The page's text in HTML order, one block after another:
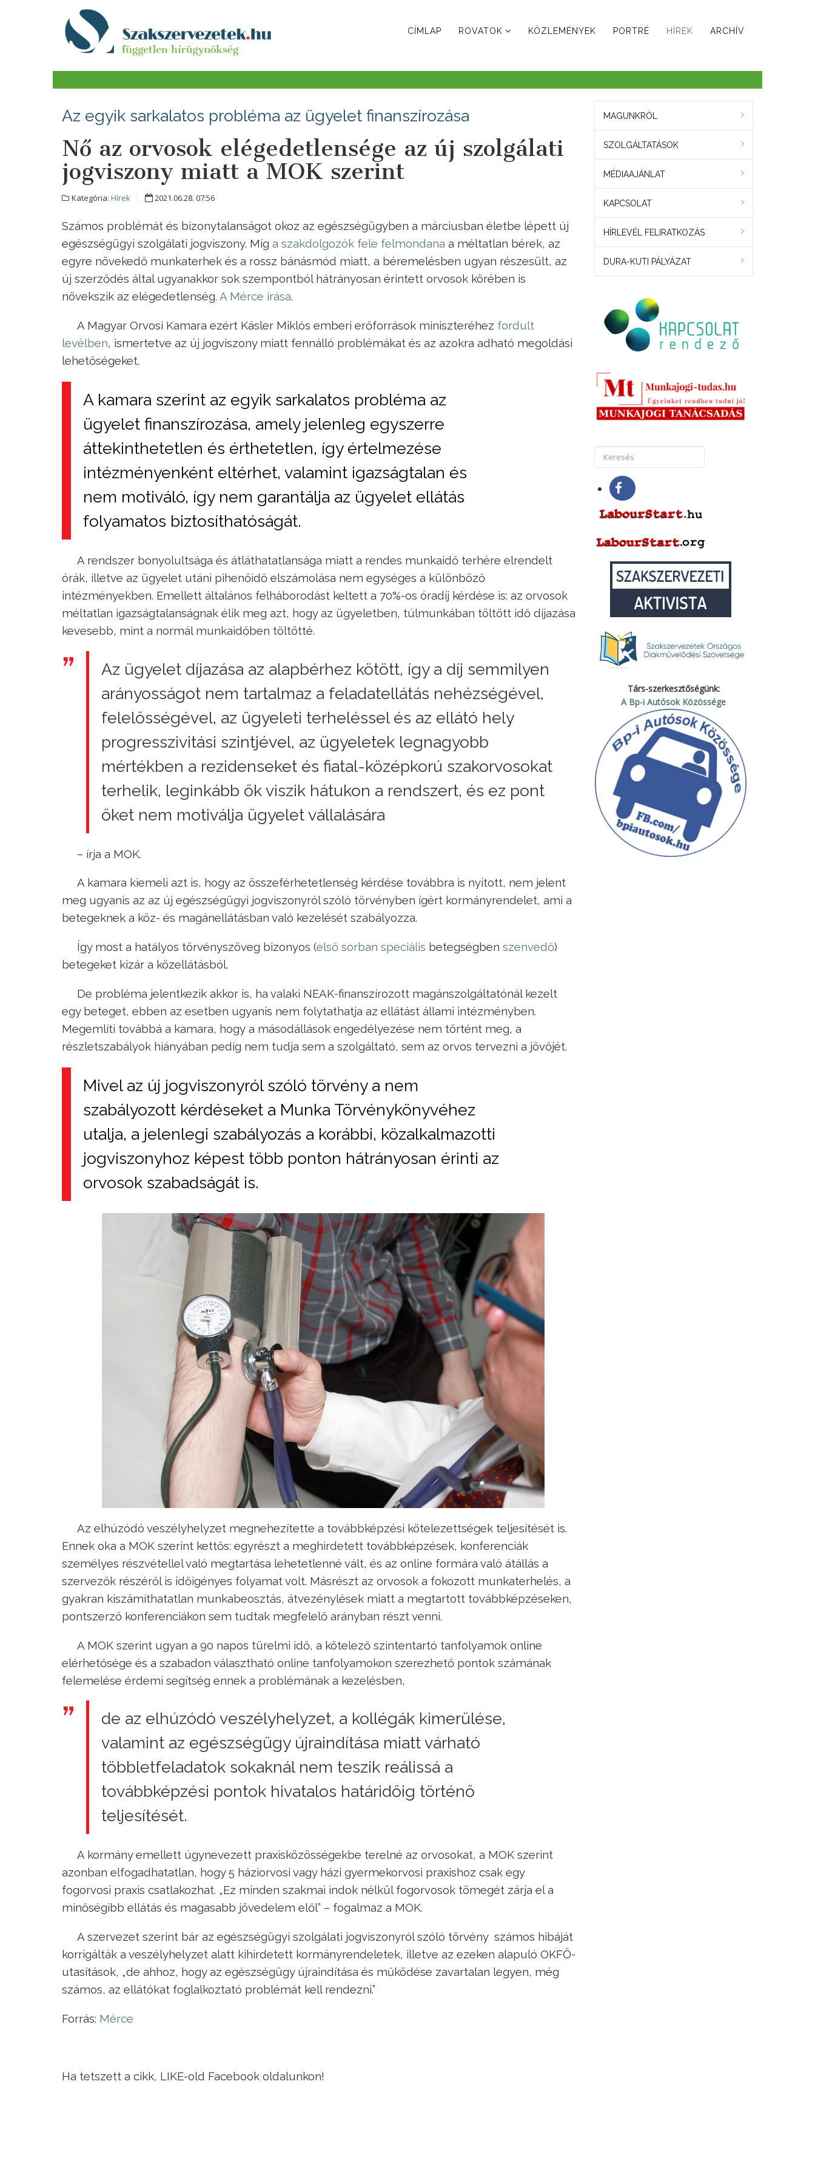
CÍMLAP ROVATOK KÖZLEMÉNYEK PORTRÉ HÍREK ARCHÍV
Az egyik sarkalatos probléma az ügyelet finanszírozása
Nő az orvosok elégedetlensége az új szolgálati
jogviszony miatt a MOK szerint
Kategória: Hírek 2021.06.28. 07:56
Számos problémát és bizonytalanságot okoz az egészségügyben a márciusban életbe lépett új
egészségügyi szolgálati jogviszony. Míg a szakdolgozók fele felmondana a méltatlan bérek, az
egyre növekedő munkaterhek és a rossz bánásmód miatt, a béremelésben ugyan részesült, az
új szerződés által ugyanakkor sok szempontból hátrányosan érintett orvosok körében is
növekszik az elégedetlenség. A Mérce írása.
A Magyar Orvosi Kamara ezért Kásler Miklós emberi erőforrások miniszteréhez fordult
levélben, ismertetve az új jogviszony miatt fennálló problémákat és az azokra adható megoldási
lehetőségeket.
A kamara szerint az egyik sarkalatos probléma az
ügyelet finanszírozása, amely jelenleg egyszerre
áttekinthetetlen és érthetetlen, így értelmezése
intézményenként eltérhet, valamint igazságtalan és
nem motiváló, így nem garantálja az ügyelet ellátás
folyamatos biztosíthatóságát.
A rendszer bonyolultsága és átláthatatlansága miatt a rendes munkaidő terhére elrendelt
órák, illetve az ügyelet utáni pihenőidő elszámolása nem egységes a különböző
intézményekben. Emellett általános felháborodást keltett a 70%-os óradíj kérdése is: az orvosok
méltatlan igazságtalanságnak élik meg azt, hogy az ügyeletben, túlmunkában töltött idő díjazása
kevesebb, mint a normál munkaidőben töltötté.
Az ügyelet díjazása az alapbérhez kötött, így a díj semmilyen
arányosságot nem tartalmaz a feladatellátás nehézségével,
felelősségével, az ügyeleti terheléssel és az ellátó hely
progresszivitási szintjével, az ügyeletek legnagyobb
mértékben a rezidenseket és fiatal-középkorú szakorvosokat
terhelik, leginkább ők viszik hátukon a rendszert, és ez pont
őket nem motiválja ügyelet vállalására
– írja a MOK.
A kamara kiemeli azt is, hogy az összeférhetetlenség kérdése továbbra is nyitott, nem jelent
meg ugyanis az az új egészségügyi jogviszonyról szóló törvényben ígért kormányrendelet, ami a
betegeknek a köz- és magánellátásban való kezelését szabályozza.
Így most a hatályos törvényszöveg bizonyos (első sorban speciális betegségben szenvedő)
betegeket kizár a közellátásból.
De probléma jelentkezik akkor is, ha valaki NEAK-finanszírozott magánszolgáltatónál kezelt
egy beteget, ebben az esetben ugyanis nem folytathatja az ellátást állami intézményben.
Megemlíti továbbá a kamara, hogy a másodállások engedélyezése nem történt meg, a
részletszabályok hiányában pedig nem tudja sem a szolgáltató, sem az orvos tervezni a jövőjét.
Mivel az új jogviszonyról szóló törvény a nem
szabályozott kérdéseket a Munka Törvénykönyvéhez
utalja, a jelenlegi szabályozás a korábbi, közalkalmazotti
jogviszonyhoz képest több ponton hátrányosan érinti az
orvosok szabadságát is.
Az elhúzódó veszélyhelyzet megnehezítette a továbbképzési kötelezettségek teljesítését is.
Ennek oka a MOK szerint kettős: egyrészt a meghirdetett továbbképzések, konferenciák
személyes részvétellel való megtartása lehetetlenné vált, és az online formára való átállás a
szervezők részéről is időigényes folyamat volt. Másrészt az orvosok a fokozott munkaterhelés, a
gyakran kiszámíthatatlan munkabeosztás, átvezénylések miatt a megtartott továbbképzéseken,
pontszerző konferenciákon sem tudtak megfelelő arányban részt venni.
A MOK szerint ugyan a 90 napos türelmi idő, a kötelező szintentartó tanfolyamok online
elérhetősége és a szabadon választható online tanfolyamokon szerezhető pontok számának
felemelése érdemi segítség ennek a problémának a kezelésben,
de az elhúzódó veszélyhelyzet, a kollégák kimerülése,
valamint az egészségügy újraindítása miatt várható
többletfeladatok sokaknál nem teszik reálissá a
továbbképzési pontok hivatalos határidőig történő
teljesítését.
A kormány emellett úgynevezett praxisközösségekbe terelné az orvosokat, a MOK szerint
azonban elfogadhatatlan, hogy 5 háziorvosi vagy házi gyermekorvosi praxishoz csak egy
fogorvosi praxis csatlakozhat. „Ez minden szakmai indok nélkül fogorvosok tömegét zárja el a
minőségibb ellátás és magasabb jövedelem elől” – fogalmaz a MOK.
A szervezet szerint bár az egészségügyi szolgálati jogviszonyról szóló törvény számos hibáját
korrigálták a veszélyhelyzet alatt kihirdetett kormányrendeletek, illetve az ezeken alapuló OKFŐ-
utasítások, „de ahhoz, hogy az egészségügy újraindítása és működése zavartalan legyen, még
számos, az ellátókat foglalkoztató problémát kell rendezni.”
Forrás: Mérce
Ha tetszett a cikk, LIKE-old Facebook oldalunkon!
MAGUNKRÓL
SZOLGÁLTATÁSOK
MÉDIAAJÁNLAT
KAPCSOLAT
HÍRLEVÉL FELIRATKOZÁS
DURA-KUTI PÁLYÁZAT
Társ-szerkesztőségünk:
A Bp-i Autósok Közössége